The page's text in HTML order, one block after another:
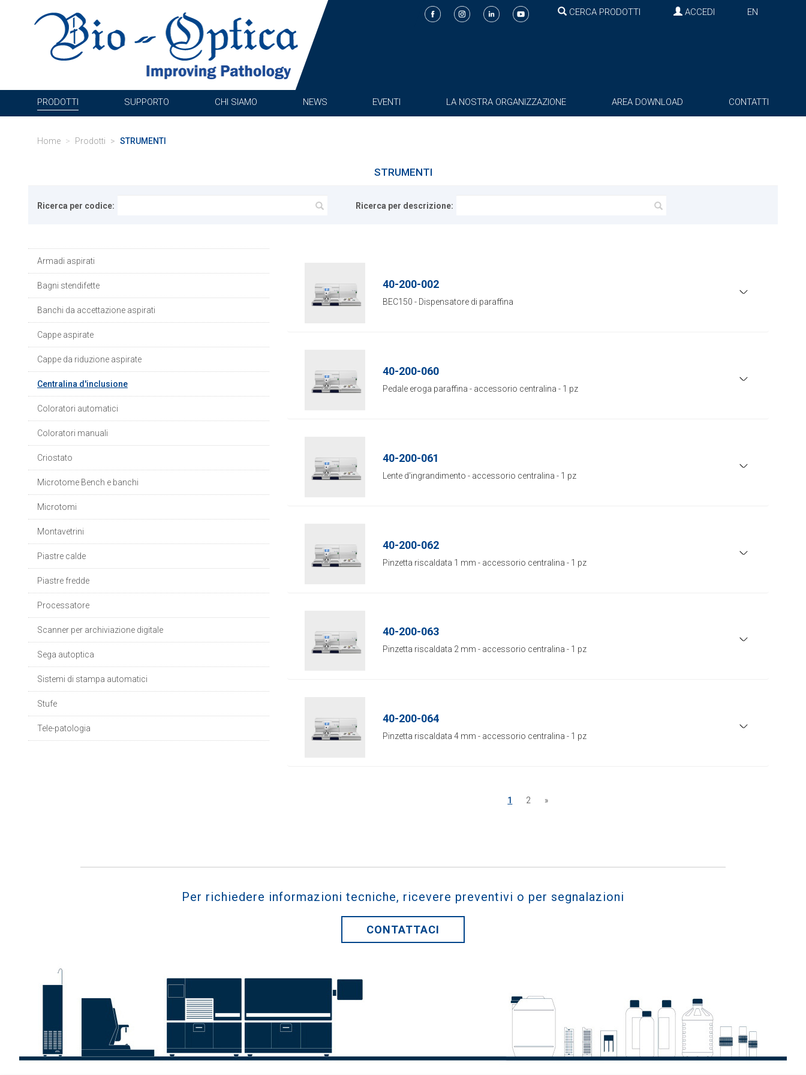
CERCA PRODOTTI ACCEDI EN
PRODOTTI SUPPORTO CHI SIAMO NEWS EVENTI LA NOSTRA ORGANIZZAZIONE AREA DOWNLOAD CONTATTI
Home Prodotti STRUMENTI
STRUMENTI
Ricerca per codice: Ricerca per descrizione:
Armadi aspirati
Bagni stendifette
Banchi da accettazione aspirati
Cappe aspirate
Cappe da riduzione aspirate
Centralina d'inclusione
Coloratori automatici
Coloratori manuali
Criostato
Microtome Bench e banchi
Microtomi
Montavetrini
Piastre calde
Piastre fredde
Processatore
Scanner per archiviazione digitale
Sega autoptica
Sistemi di stampa automatici
Stufe
Tele-patologia
40-200-002
BEC150 - Dispensatore di paraffina
40-200-060
Pedale eroga paraffina - accessorio centralina - 1 pz
40-200-061
Lente d'ingrandimento - accessorio centralina - 1 pz
40-200-062
Pinzetta riscaldata 1 mm - accessorio centralina - 1 pz
40-200-063
Pinzetta riscaldata 2 mm - accessorio centralina - 1 pz
40-200-064
Pinzetta riscaldata 4 mm - accessorio centralina - 1 pz
1 2 »
Per richiedere informazioni tecniche, ricevere preventivi o per segnalazioni
CONTATTACI